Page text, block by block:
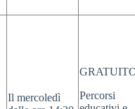
Il mercoledì
Percorsi